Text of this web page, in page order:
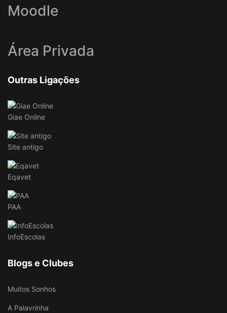
Moodle
Área Privada
Outras Ligações
Giae Online
Site antigo
Eqavet
PAA
InfoEscolas
Blogs e Clubes
Muitos Sonhos
A Palavrinha